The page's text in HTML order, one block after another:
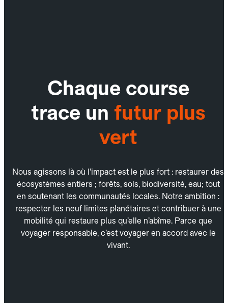
Chaque course
trace un futur plus
vert
Nous agissons là où l’impact est le plus fort : restaurer des
écosystèmes entiers ; forêts, sols, biodiversité, eau; tout
en soutenant les communautés locales. Notre ambition :
respecter les neuf limites planétaires et contribuer à une
mobilité qui restaure plus qu’elle n’abîme. Parce que
voyager responsable, c’est voyager en accord avec le
vivant.